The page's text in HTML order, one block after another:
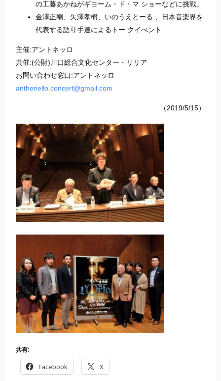
の工藤あかねがギヨーム・ド・マ ショーなどに挑戦。
金澤正剛、矢澤孝樹、いのうえとーる 、日本音楽界を
代表する語り手達によるトー クイべント
主催:アントネッロ
共催:(公財)川口総合文化センター・リリア
お問い合わせ窓口:アントネッロ
anthonello.concert@gmail.com
（2019/5/15）
共有:
Facebook X